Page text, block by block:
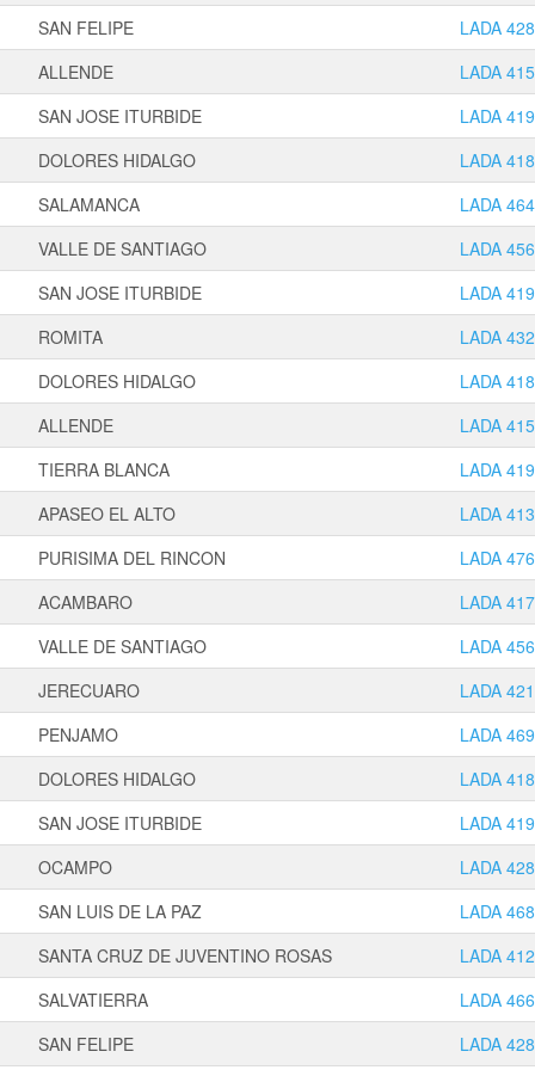
SAN FELIPE
LADA 428
ALLENDE
LADA 415
SAN JOSE ITURBIDE
LADA 419
DOLORES HIDALGO
LADA 418
SALAMANCA
LADA 464
VALLE DE SANTIAGO
LADA 456
SAN JOSE ITURBIDE
LADA 419
ROMITA
LADA 432
DOLORES HIDALGO
LADA 418
ALLENDE
LADA 415
TIERRA BLANCA
LADA 419
APASEO EL ALTO
LADA 413
PURISIMA DEL RINCON
LADA 476
ACAMBARO
LADA 417
VALLE DE SANTIAGO
LADA 456
JERECUARO
LADA 421
PENJAMO
LADA 469
DOLORES HIDALGO
LADA 418
SAN JOSE ITURBIDE
LADA 419
OCAMPO
LADA 428
SAN LUIS DE LA PAZ
LADA 468
SANTA CRUZ DE JUVENTINO ROSAS
LADA 412
SALVATIERRA
LADA 466
SAN FELIPE
LADA 428